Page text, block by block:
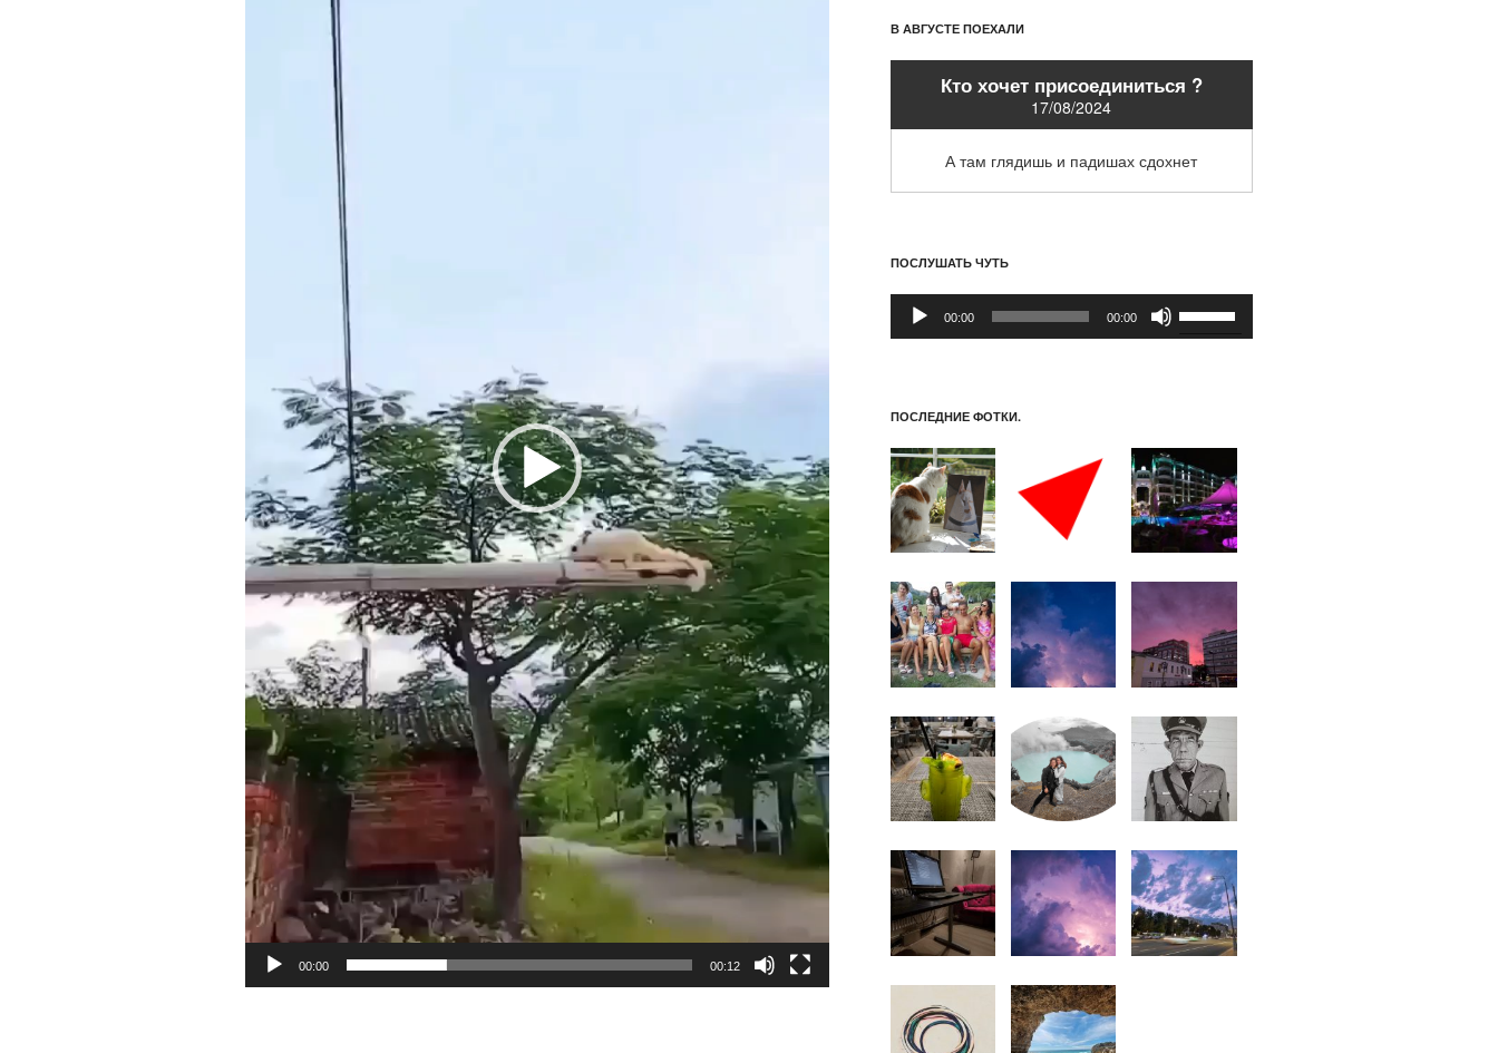
00:00 00:12
В АВГУСТЕ ПОЕХАЛИ
Кто хочет присоединиться ?
17/08/2024
А там глядишь и падишах сдохнет
ПОСЛУШАТЬ ЧУТЬ
Аудиоплеер
00:00 00:00
или
уменьшить
громкость.
ПОСЛЕДНИЕ ФОТКИ.